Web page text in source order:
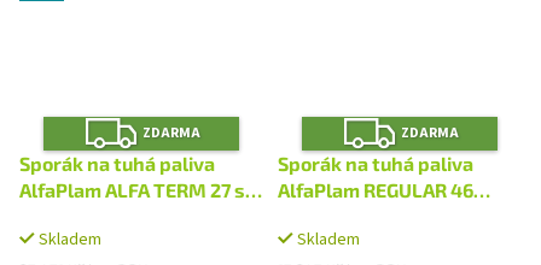
Z
D
A
R
M
ZDARMA
Sporák na tuhá paliva
AlfaPlam ALFA TERM 27 s
Skladem
Z
D
A
R
M
A
ZDARMA
Sporák na tuhá paliva
AlfaPlam REGULAR 46
Skladem